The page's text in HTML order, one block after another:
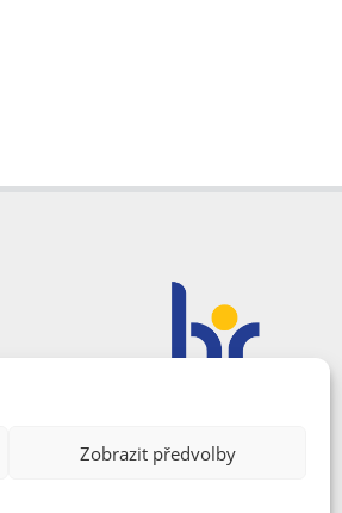
Zobrazit předvolby